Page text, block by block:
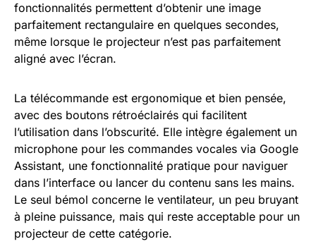
fonctionnalités permettent d’obtenir une image
parfaitement rectangulaire en quelques secondes,
même lorsque le projecteur n’est pas parfaitement
aligné avec l’écran.
La télécommande est ergonomique et bien pensée,
avec des boutons rétroéclairés qui facilitent
l’utilisation dans l’obscurité. Elle intègre également un
microphone pour les commandes vocales via Google
Assistant, une fonctionnalité pratique pour naviguer
dans l’interface ou lancer du contenu sans les mains.
Le seul bémol concerne le ventilateur, un peu bruyant
à pleine puissance, mais qui reste acceptable pour un
projecteur de cette catégorie.